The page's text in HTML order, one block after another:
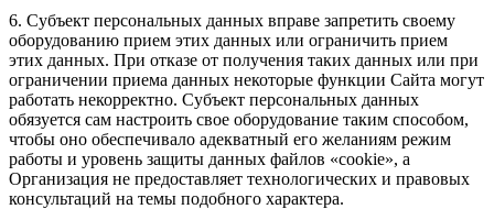
6. Субъект персональных данных вправе запретить своему
оборудованию прием этих данных или ограничить прием
этих данных. При отказе от получения таких данных или при
ограничении приема данных некоторые функции Сайта могут
работать некорректно. Субъект персональных данных
обязуется сам настроить свое оборудование таким способом,
чтобы оно обеспечивало адекватный его желаниям режим
работы и уровень защиты данных файлов «cookie», а
Организация не предоставляет технологических и правовых
консультаций на темы подобного характера.